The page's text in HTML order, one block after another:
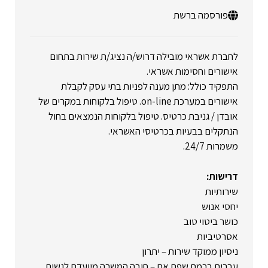
פורסמה ברשת
לחברת אשראי מובילה דרוש/ה נציג/ת שירות בתחום
אישורים וחסימות אשראי.
התפקיד כולל: מתן מענה לפניות בתי עסק לקבלת
אישורים במערכת on-line. טיפול בלקוחות במקרים של
אובדן / גניבת כרטיס. טיפול בלקוחות הנמצאים בחול
הנתקלים בבעיות בכרטיסי האשראי.
משמרות 24/7.
דרישות:
שירותיות
יחסי אנוש
כושר ביטוי טוב
אסרטיביות
ניסיון ממוקד שירות – יתרון